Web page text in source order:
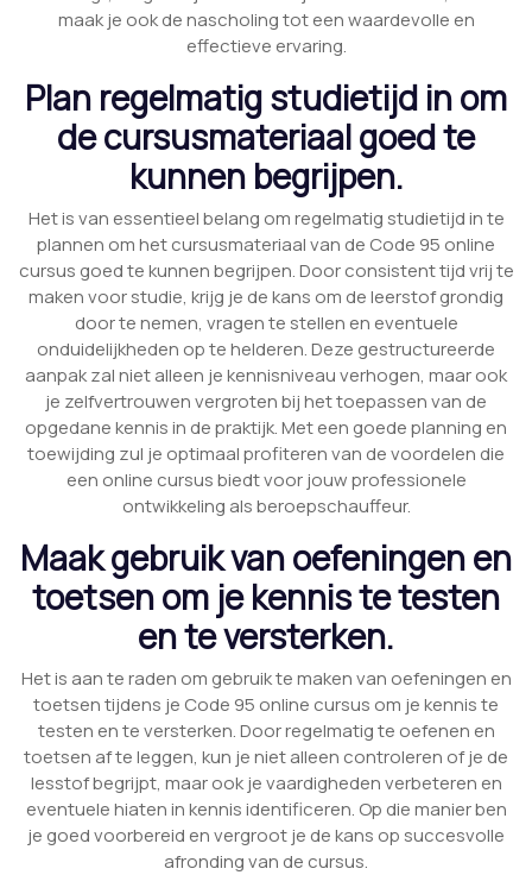
maak je ook de nascholing tot een waardevolle en
effectieve ervaring.
Plan regelmatig studietijd in om
de cursusmateriaal goed te
kunnen begrijpen.
Het is van essentieel belang om regelmatig studietijd in te
plannen om het cursusmateriaal van de Code 95 online
cursus goed te kunnen begrijpen. Door consistent tijd vrij te
maken voor studie, krijg je de kans om de leerstof grondig
door te nemen, vragen te stellen en eventuele
onduidelijkheden op te helderen. Deze gestructureerde
aanpak zal niet alleen je kennisniveau verhogen, maar ook
je zelfvertrouwen vergroten bij het toepassen van de
opgedane kennis in de praktijk. Met een goede planning en
toewijding zul je optimaal profiteren van de voordelen die
een online cursus biedt voor jouw professionele
ontwikkeling als beroepschauffeur.
Maak gebruik van oefeningen en
toetsen om je kennis te testen
en te versterken.
Het is aan te raden om gebruik te maken van oefeningen en
toetsen tijdens je Code 95 online cursus om je kennis te
testen en te versterken. Door regelmatig te oefenen en
toetsen af te leggen, kun je niet alleen controleren of je de
lesstof begrijpt, maar ook je vaardigheden verbeteren en
eventuele hiaten in kennis identificeren. Op die manier ben
je goed voorbereid en vergroot je de kans op succesvolle
afronding van de cursus.